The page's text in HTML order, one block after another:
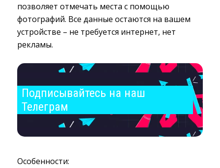
позволяет отмечать места с помощью
фотографий. Все данные остаются на вашем
устройстве – не требуется интернет, нет
рекламы.
Подписывайтесь на наш
Телеграм
Особенности: